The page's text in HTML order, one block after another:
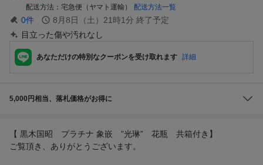
配送方法 宅急便（ヤマト運輸） 配送方法一覧
0件 8月8日（土）21時1分 終了予定
目立った傷や汚れなし
あなただけの特別なクーポンを受け取れます 詳細
5,000円相当、落札価格がお得に
【 黒木国昭 プラチナ 象嵌 ”光琳” 花瓶 共箱付き】
ご覧頂き、ありがとうございます。